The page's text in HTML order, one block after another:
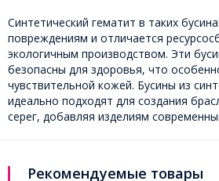
Синтетический гематит в таких
повреждениям и отличается
экологичным производством. Эти
безопасны для здоровья, что
чувствительной кожей. Бусины из
идеально подходят для создания
серег, добавляя изделиям
Рекомендуемые товары